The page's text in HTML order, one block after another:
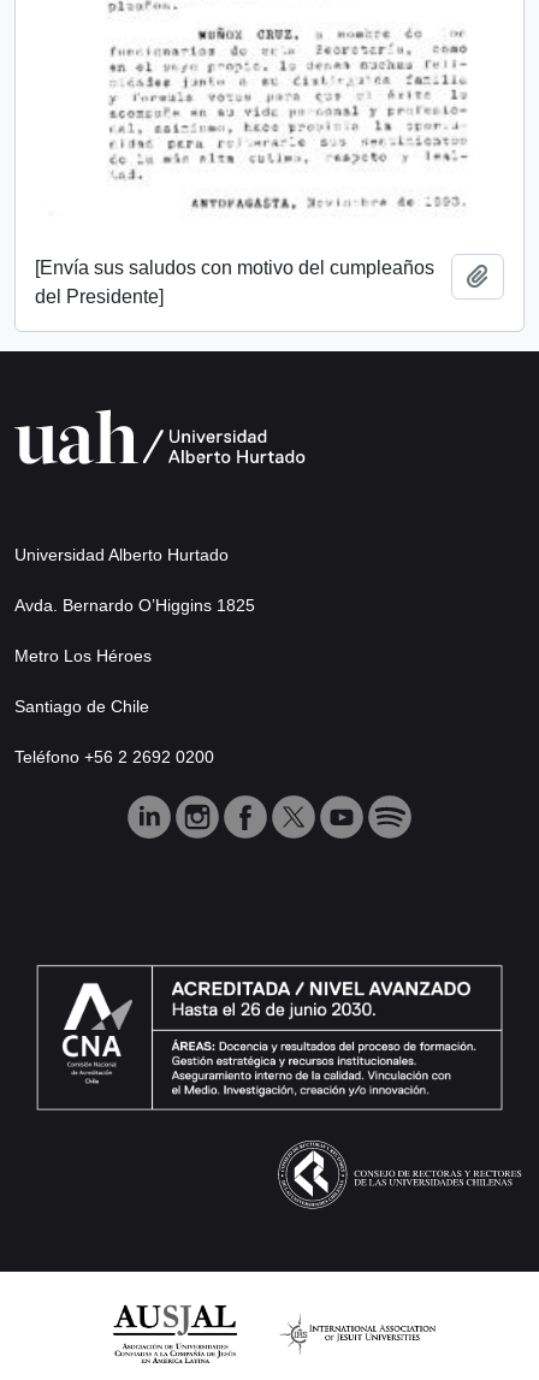
[Envía sus saludos con motivo del cumpleaños
del Presidente]
Universidad Alberto Hurtado
Avda. Bernardo O’Higgins 1825
Metro Los Héroes
Santiago de Chile
Teléfono +56 2 2692 0200